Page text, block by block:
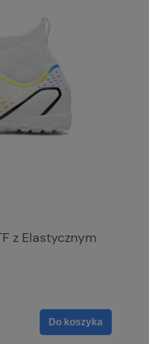
z Elastycznym
Do koszyka